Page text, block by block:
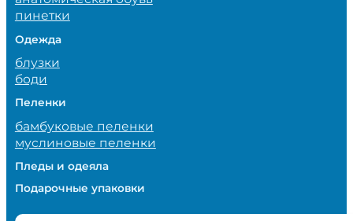
пинетки
Одежда
блузки
боди
Пеленки
бамбуковые пеленки
муслиновые пеленки
Пледы и одеяла
Подарочные упаковки